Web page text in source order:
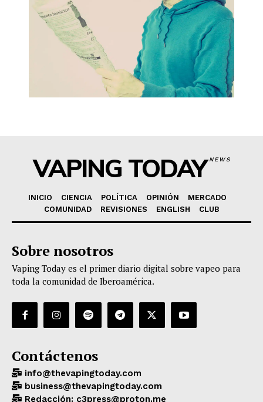
VAPING TODAYNEWS
INICIO CIENCIA POLÍTICA OPINIÓN
MERCADO
COMUNIDAD
REVISIONES ENGLISH CLUB
Sobre nosotros
Vaping Today es el primer diario digital sobre vapeo para
toda la comunidad de Iberoamérica.
Contáctenos
info@thevapingtoday.com
business@thevapingtoday.com
Redacción: c3press@proton.me